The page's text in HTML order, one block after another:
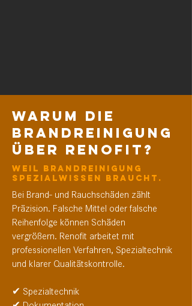
Warum die
Brandreinigung
über Renofit?
Weil Brandreinigung
Spezialwissen braucht.
Bei Brand- und Rauchschäden zählt
Präzision. Falsche Mittel oder falsche
Reihenfolge können Schäden
vergrößern. Renofit arbeitet mit
professionellen Verfahren, Spezialtechnik
und klarer Qualitätskontrolle.
✔ Spezialtechnik